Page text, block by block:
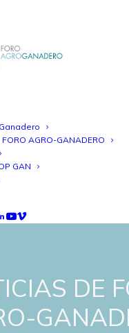
AGRO-GANADERO
GAN
DE